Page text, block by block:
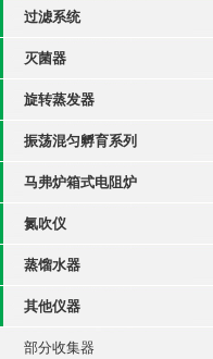
过滤系统
灭菌器
旋转蒸发器
振荡混匀孵育系列
马弗炉箱式电阻炉
氮吹仪
蒸馏水器
其他仪器
部分收集器